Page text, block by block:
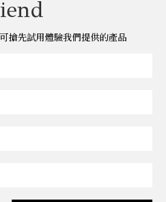
搶先試用體驗我們提供的產品